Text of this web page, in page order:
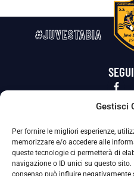
Gestisci
Per fornire le migliori esperienze,
memorizzare e/o accedere alle
queste tecnologie ci permetterà di
navigazione o ID unici su questo sito.
consenso può influire
#JUVESTABIA
Privacy Policy
La Società ha nominato il Responsabile della Protezione dei
adottate dalla nostra Società
Per contattare il